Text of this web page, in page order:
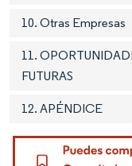
10. Otras Empresas
11.
FUTURAS
12. APÉNDICE